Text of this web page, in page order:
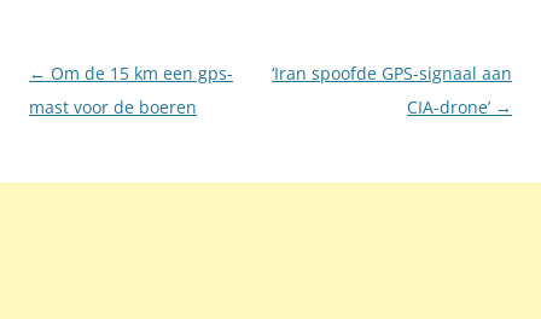
Berichtnavigatie
← Om de 15 km een gps-
mast voor de boeren
‘Iran spoofde GPS-signaal aan
CIA-drone’ →